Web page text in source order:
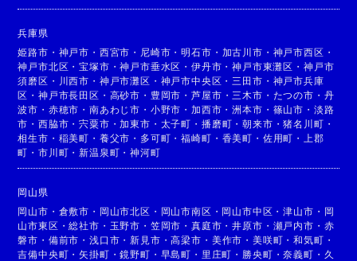
兵庫県
姫路市 ・ 神戸市 ・ 西宮市 ・ 尼崎市 ・明石市 ・ 加古川市 ・ 神戸市西区 ・
神戸市北区 ・宝塚市 ・神戸市垂水区 ・伊丹市 ・神戸市東灘区 ・ 神戸市
須磨区 ・ 川西市 ・ 神戸市灘区 ・ 神戸市中央区 ・ 三田市 ・ 神戸市兵庫
区 ・神戸市長田区 ・ 高砂市 ・ 豊岡市 ・芦屋市 ・ 三木市 ・ たつの市 ・ 丹
波市 ・ 赤穂市 ・南あわじ市 ・ 小野市 ・加西市 ・洲本市 ・ 篠山市 ・ 淡路
市 ・西脇市 ・宍粟市 ・加東市 ・ 太子町 ・ 播磨町 ・朝来市 ・猪名川町 ・
相生市 ・ 稲美町 ・ 養父市 ・ 多可町 ・福崎町 ・ 香美町 ・ 佐用町 ・
上郡
町 ・市川町 ・新温泉町 ・神河町
岡山県
岡山市 ・ 倉敷市 ・ 岡山市北区 ・ 岡山市南区 ・ 岡山市中区 ・津山市 ・ 岡
山市東区 ・総社市 ・ 玉野市 ・ 笠岡市 ・真庭市 ・井原市 ・ 瀬戸内市 ・ 赤
磐市 ・ 備前市 ・浅口市 ・新見市 ・高梁市 ・ 美作市 ・ 美咲町 ・和気町 ・
吉備中央町 ・矢掛町 ・鏡野町 ・ 早島町 ・ 里庄町 ・ 勝央町 ・奈義町 ・ 久